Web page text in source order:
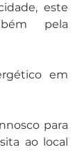
este
pela
em
para
ao local